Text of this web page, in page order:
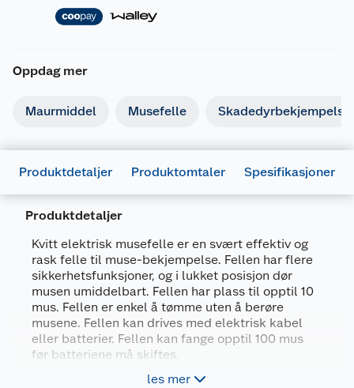
Oppdag mer
Maurmiddel Musefelle Skadedyrbekjempelse
Produktdetaljer Produktomtaler Spesifikasjoner
Produktdetaljer
Kvitt elektrisk musefelle er en svært effektiv og
rask felle til muse-bekjempelse. Fellen har flere
sikkerhetsfunksjoner, og i lukket posisjon dør
musen umiddelbart. Fellen har plass til opptil 10
mus. Fellen er enkel å tømme uten å berøre
musene. Fellen kan drives med elektrisk kabel
eller batterier. Fellen kan fange opptil 100 mus
før batteriene må skiftes.
les mer
Generelt
Artikkelnummer
3664715067023
Leverandørens artikkelnummer
86601565_NO